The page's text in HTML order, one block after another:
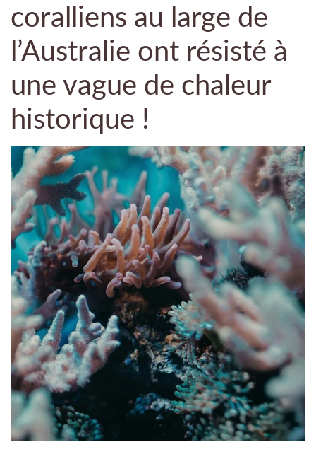
coralliens au large de
l’Australie ont résisté à
une vague de chaleur
historique !